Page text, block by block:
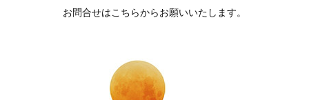
お問合せはこちらからお願いいたします。